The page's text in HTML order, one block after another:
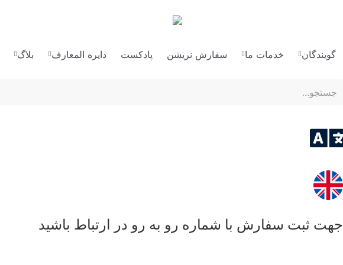
گویندگان خدمات ما سفارش نریشن پادکست دایره المعارف بلاگ
جهت ثبت سفارش با شماره رو به رو در ارتباط باشید